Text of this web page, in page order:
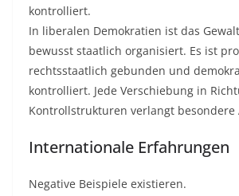
kontrolliert.
In liberalen Demokratien ist das
bewusst staatlich organisiert. Es ist
rechtsstaatlich gebunden und
kontrolliert. Jede Verschiebung in
Kontrollstrukturen verlangt besondere
Internationale Erfahrungen
Negative Beispiele existieren.